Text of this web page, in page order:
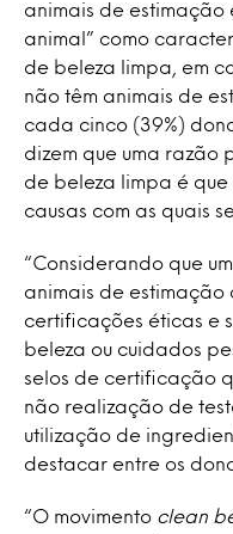
animais de estimação
animal” como
de beleza limpa, em
não têm animais de
cada cinco (39%)
dizem que uma razão
de beleza limpa é
causas com as quais
“Considerando que
animais de estimação
certificações éticas e
beleza ou cuidados
selos de certificação
não realização de
utilização de
destacar entre os
“O movimento clean